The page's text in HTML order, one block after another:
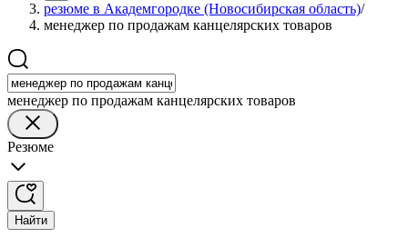
резюме в Академгородке (Новосибирская область)/
менеджер по продажам канцелярских товаров
менеджер по продажам канцелярских товаров
Резюме
Найти